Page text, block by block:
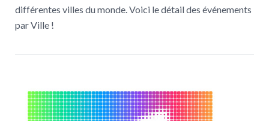
différentes villes du monde. Voici le détail des événements
par Ville !